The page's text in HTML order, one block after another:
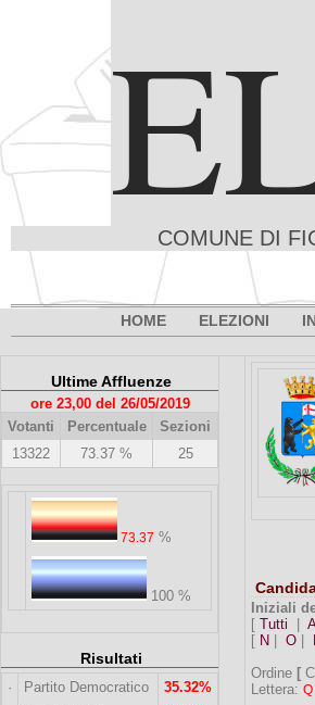
COMUNE DI
HOME ELEZIONI
Ultime Affluenze
ore 23,00 del 26/05/2019
Votanti
Percentuale
Sezioni
13322
73.37 % 25
73.37 %
100 %
Risultati
· Partito Democratico
35.32%
Iniziali
[ Tutti
[ N O
Ordine [
Lettera: Q